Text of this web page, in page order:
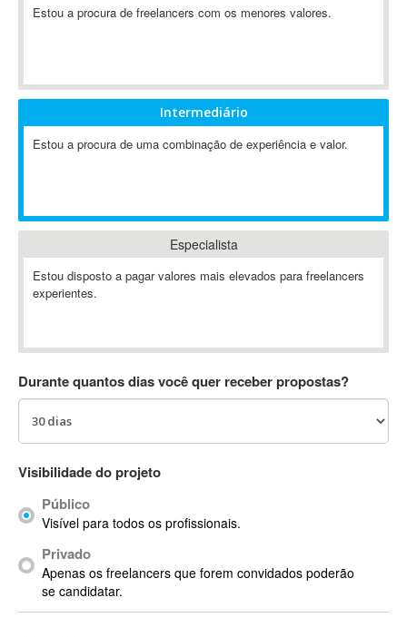
ABAP
ABIS
Ableton
Ableton Live
Abstract Window Toolkit (AWT)
AC Drives
AC3
ACID Pro
ACPI
ACT
Actian
Actimize
ActionScript
ActionScript 3
Estou a procura de freelancers com os menores valores.
Intermediário
Estou a procura de uma combinação de experiência e valor.
Especialista
Estou disposto a pagar valores mais elevados para freelancers
experientes.
Durante quantos dias você quer receber propostas?
Visibilidade do projeto
Público
Visível para todos os profissionais.
Privado
Apenas os freelancers que forem convidados poderão
se candidatar.